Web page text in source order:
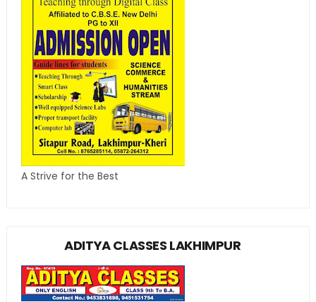
A Strive for the Best
ADITYA CLASSES LAKHIMPUR